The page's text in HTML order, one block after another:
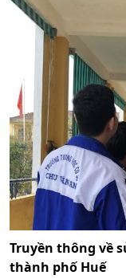
Truyền thông về
thành phố Huế